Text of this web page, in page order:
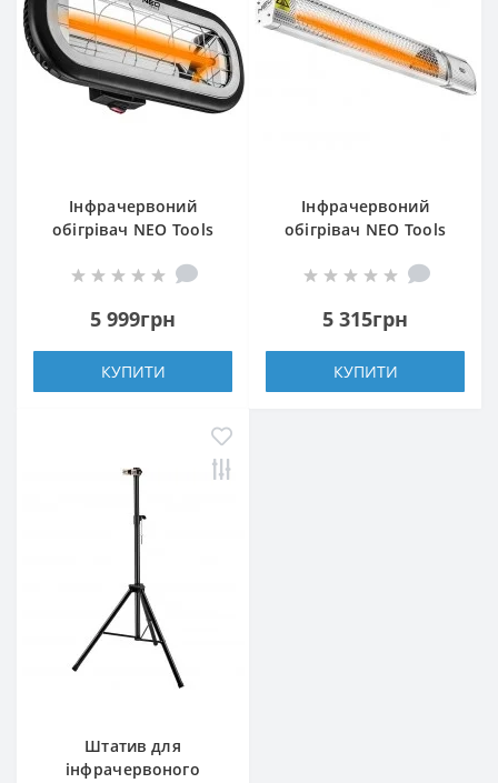
Інфрачервоний
обігрівач NEO Tools
5 999грн
КУПИТИ
Інфрачервоний
обігрівач NEO Tools
5 315грн
КУПИТИ
Штатив для
інфрачервоного